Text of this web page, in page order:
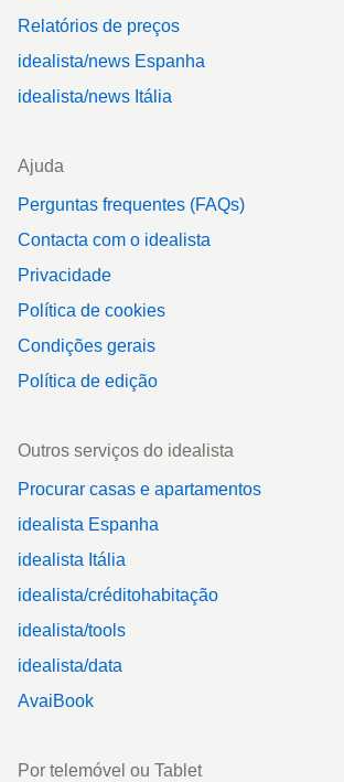
Relatórios de preços
idealista/news Espanha
idealista/news Itália
Ajuda
Perguntas frequentes (FAQs)
Contacta com o idealista
Privacidade
Política de cookies
Condições gerais
Política de edição
Outros serviços do idealista
Procurar casas e apartamentos
idealista Espanha
idealista Itália
idealista/créditohabitação
idealista/tools
idealista/data
AvaiBook
Por telemóvel ou Tablet